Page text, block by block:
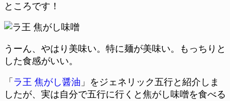
ところです！
うーん、やはり美味い。特に麺が美味い。もっちりと
した食感がいい。
「 ラ王 焦がし醤油 」をジェネリック五行と紹介しま
したが、実は自分で五行に行くと焦がし味噌を食べる